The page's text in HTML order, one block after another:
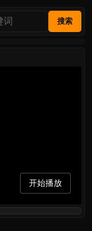
搜索
开始播放